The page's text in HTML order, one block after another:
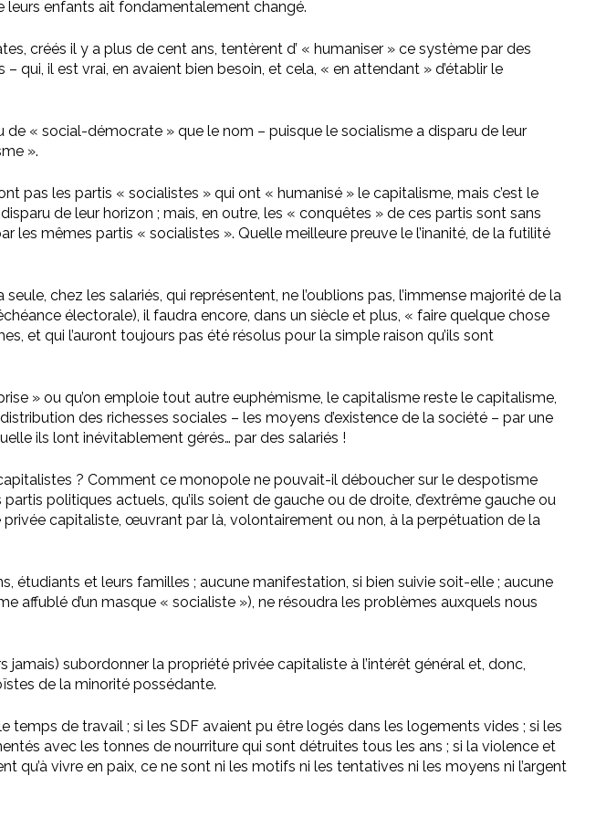
leurs enfants ait fondamentalement changé.
créés il y a plus de cent ans, tentèrent d’ « humaniser » ce système par des
il est vrai, en avaient bien besoin, et cela, « en attendant » d’établir le
de « social-démocrate » que le nom – puisque le socialisme a disparu de leur
».
pas les partis « socialistes » qui ont « humanisé » le capitalisme, mais c’est le
de leur horizon ; mais, en outre, les « conquêtes » de ces partis sont sans
les mêmes partis « socialistes ». Quelle meilleure preuve le l’inanité, de la futilité
chez les salariés, qui représentent, ne l’oublions pas, l’immense majorité de la
électorale), il faudra encore, dans un siècle et plus, « faire quelque chose
et qui l’auront toujours pas été résolus pour la simple raison qu’ils sont
» ou qu’on emploie tout autre euphémisme, le capitalisme reste le capitalisme,
des richesses sociales – les moyens d’existence de la société – par une
ils lont inévitablement gérés… par des salariés !
? Comment ce monopole ne pouvait-il déboucher sur le despotisme
politiques actuels, qu’ils soient de gauche ou de droite, d’extrême gauche ou
capitaliste, œuvrant par là, volontairement ou non, à la perpétuation de la
étudiants et leurs familles ; aucune manifestation, si bien suivie soit-elle ; aucune
affublé d’un masque « socialiste »), ne résoudra les problèmes auxquels nous
jamais) subordonner la propriété privée capitaliste à l’intérêt général et, donc,
de la minorité possédante.
de travail ; si les SDF avaient pu être logés dans les logements vides ; si les
avec les tonnes de nourriture qui sont détruites tous les ans ; si la violence et
qu’à vivre en paix, ce ne sont ni les motifs ni les tentatives ni les moyens ni l’argent